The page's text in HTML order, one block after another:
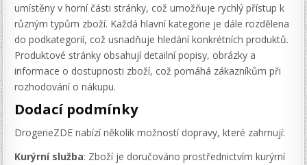
umístěny v horní části stránky, což umožňuje rychlý přístup k
různým typům zboží. Každá hlavní kategorie je dále rozdělena
do podkategorií, což usnadňuje hledání konkrétních produktů.
Produktové stránky obsahují detailní popisy, obrázky a
informace o dostupnosti zboží, což pomáhá zákazníkům při
rozhodování o nákupu.
Dodací podmínky
DrogerieZDE nabízí několik možností dopravy, které zahrnují:
Kurýrní služba: Zboží je doručováno prostřednictvím kurýrní